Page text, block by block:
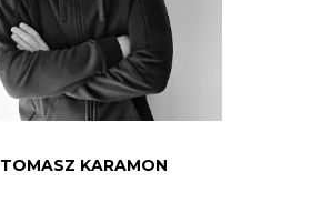
TOMASZ KARAMON